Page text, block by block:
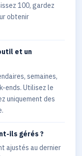
100, gardez
obtenir
et un
semaines,
ends. Utilisez le
uniquement des
ils gérés ?
ajustés au dernier